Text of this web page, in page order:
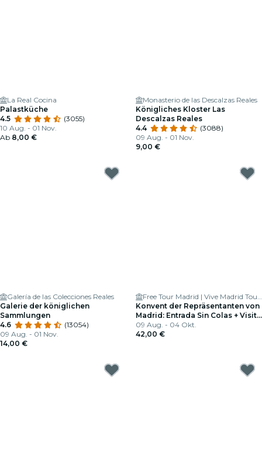
La Real Cocina
Palastküche
4.5
(3055)
10 Aug. - 01 Nov.
Ab 8,00 €
Monasterio de las Descalzas Reales
Königliches Kloster Las
Descalzas Reales
4.4
(3088)
09 Aug. - 01 Nov.
9,00 €
Galería de las Colecciones Reales
Galerie der königlichen
Sammlungen
4.6
(13054)
09 Aug. - 01 Nov.
14,00 €
Free Tour Madrid | Vive Madrid Tours
Konvent der Repräsentanten von
Madrid: Entrada Sin Colas + Visita
Guiada
09 Aug. - 04 Okt.
42,00 €